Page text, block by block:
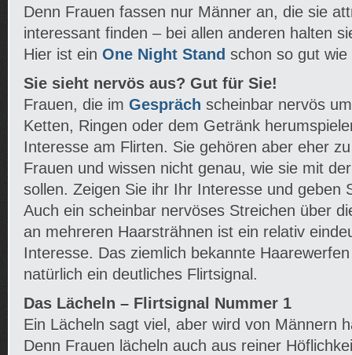
Denn Frauen fassen nur Männer an, die sie
interessant finden – bei allen anderen halten
Hier ist ein One Night Stand schon so gut wie
Sie sieht nervös aus? Gut für Sie!
Frauen, die im Gespräch scheinbar nervös
Ketten, Ringen oder dem Getränk
Interesse am Flirten. Sie gehören aber eher
Frauen und wissen nicht genau, wie sie mit
sollen. Zeigen Sie ihr Ihr Interesse und geben
Auch ein scheinbar nervöses Streichen über
an mehreren Haarsträhnen ist ein relativ
Interesse. Das ziemlich bekannte
natürlich ein deutliches Flirtsignal.
Das Lächeln – Flirtsignal Nummer 1
Ein Lächeln sagt viel, aber wird von Männern
Denn Frauen lächeln auch aus reiner